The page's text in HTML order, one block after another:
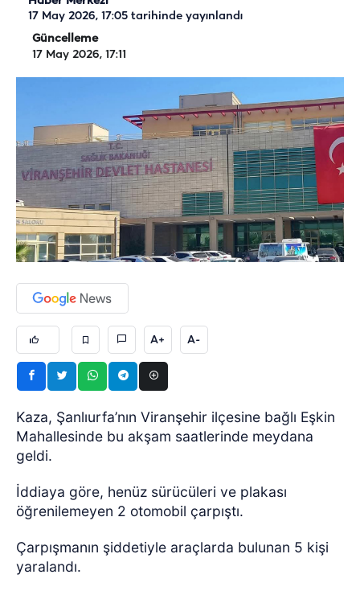
17 May 2026, 17:05 tarihinde yayınlandı
Güncelleme
17 May 2026, 17:11
A+ A-
Kaza, Şanlıurfa’nın Viranşehir ilçesine bağlı Eşkin
Mahallesinde bu akşam saatlerinde meydana
geldi.
İddiaya göre, henüz sürücüleri ve plakası
öğrenilemeyen 2 otomobil çarpıştı.
Çarpışmanın şiddetiyle araçlarda bulunan 5 kişi
yaralandı.